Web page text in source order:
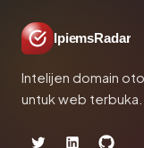
IpiemsRadar
Intelijen domain
untuk web terbuka.